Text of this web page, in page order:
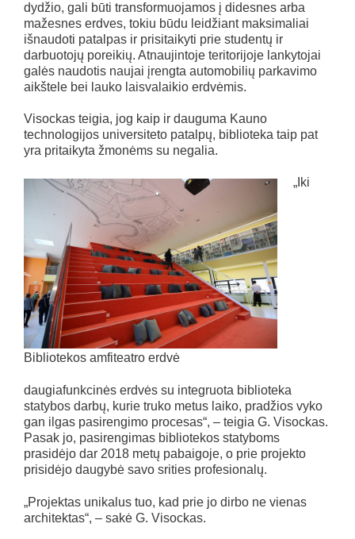
dydžio, gali būti transformuojamos į didesnes arba
mažesnes erdves, tokiu būdu leidžiant maksimaliai
išnaudoti patalpas ir prisitaikyti prie studentų ir
darbuotojų poreikių. Atnaujintoje teritorijoje lankytojai
galės naudotis naujai įrengta automobilių parkavimo
aikštele bei lauko laisvalaikio erdvėmis.
Visockas teigia, jog kaip ir dauguma Kauno
technologijos universiteto patalpų, biblioteka taip pat
yra pritaikyta žmonėms su negalia.
Bibliotekos amfiteatro erdvė
„Iki
daugiafunkcinės erdvės su integruota biblioteka
statybos darbų, kurie truko metus laiko, pradžios vyko
gan ilgas pasirengimo procesas“, – teigia G. Visockas.
Pasak jo, pasirengimas bibliotekos statyboms
prasidėjo dar 2018 metų pabaigoje, o prie projekto
prisidėjo daugybė savo srities profesionalų.
„Projektas unikalus tuo, kad prie jo dirbo ne vienas
architektas“, – sakė G. Visockas.